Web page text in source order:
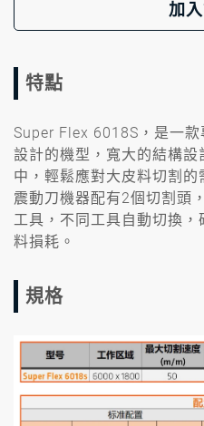
加
特點
Super Flex 6018S，是⼀
設計的機型，寬⼤的結構
中，輕鬆應對⼤⽪料切割的
震動刀機器配有2個切割頭
⼯具，不同⼯具⾃動切換
料損耗。
規格